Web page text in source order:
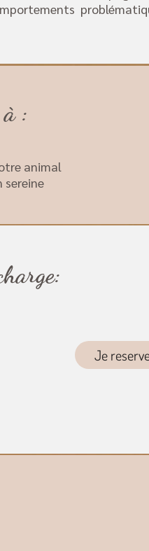
:
animal
sereine
Je